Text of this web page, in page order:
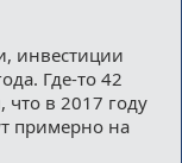
инвестиции
Где-то 42
что в 2017 году
примерно на